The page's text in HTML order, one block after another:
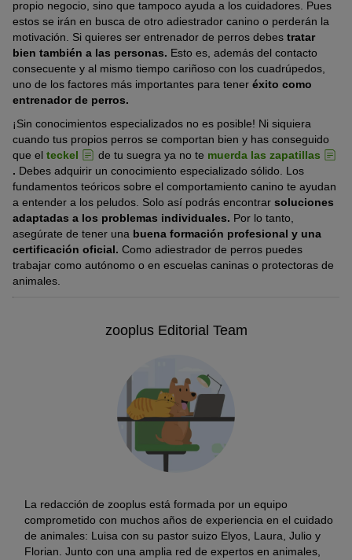
propio negocio, sino que tampoco ayuda a los cuidadores. Pues
estos se irán en busca de otro adiestrador canino o perderán la
motivación. Si quieres ser entrenador de perros debes tratar
bien también a las personas. Esto es, además del contacto
consecuente y al mismo tiempo cariñoso con los cuadrúpedos,
uno de los factores más importantes para tener éxito como
entrenador de perros.
¡Sin conocimientos especializados no es posible! Ni siquiera
cuando tus propios perros se comportan bien y has conseguido
que el teckel de tu suegra ya no te muerda las zapatillas
. Debes adquirir un conocimiento especializado sólido. Los
fundamentos teóricos sobre el comportamiento canino te ayudan
a entender a los peludos. Solo así podrás encontrar soluciones
adaptadas a los problemas individuales. Por lo tanto,
asegúrate de tener una buena formación profesional y una
certificación oficial. Como adiestrador de perros puedes
trabajar como autónomo o en escuelas caninas o protectoras de
animales.
zooplus Editorial Team
La redacción de zooplus está formada por un equipo
comprometido con muchos años de experiencia en el cuidado
de animales: Luisa con su pastor suizo Elyos, Laura, Julio y
Florian. Junto con una amplia red de expertos en animales,